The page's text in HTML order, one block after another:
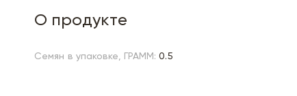
О продукте
Семян в упаковке, ГРАММ: 0.5